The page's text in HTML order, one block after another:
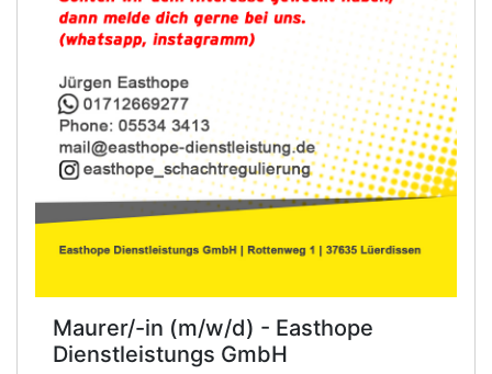
Maurer/-in (m/w/d) - Easthope
Dienstleistungs GmbH